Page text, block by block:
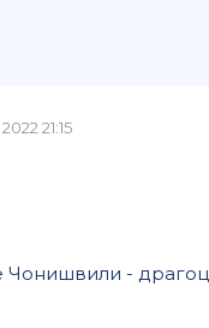
21:15
Чонишвили -